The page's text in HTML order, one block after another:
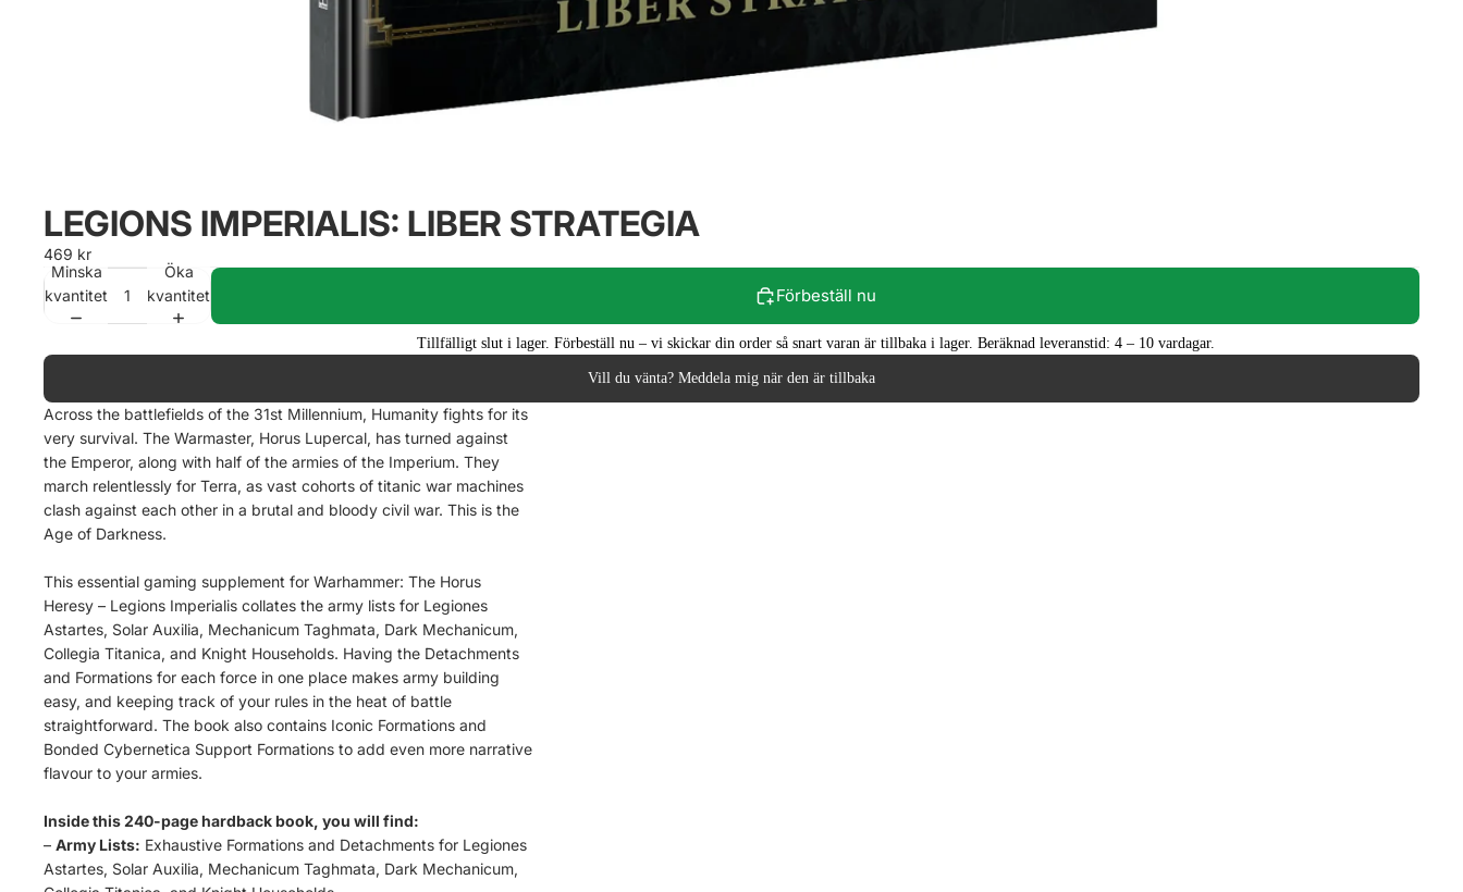
LEGIONS IMPERIALIS: LIBER STRATEGIA
469 kr
Minska
kvantitet
Öka
kvantitet
Förbeställ nu
Tillfälligt slut i lager. Förbeställ nu – vi skickar din order så snart varan är tillbaka i lager. Beräknad leveranstid: 4 – 10 vardagar.
Vill du vänta? Meddela mig när den är tillbaka
Across the battlefields of the 31st Millennium, Humanity fights for its
very survival. The Warmaster, Horus Lupercal, has turned against
the Emperor, along with half of the armies of the Imperium. They
march relentlessly for Terra, as vast cohorts of titanic war machines
clash against each other in a brutal and bloody civil war. This is the
Age of Darkness.
This essential gaming supplement for Warhammer: The Horus
Heresy – Legions Imperialis collates the army lists for Legiones
Astartes, Solar Auxilia, Mechanicum Taghmata, Dark Mechanicum,
Collegia Titanica, and Knight Households. Having the Detachments
and Formations for each force in one place makes army building
easy, and keeping track of your rules in the heat of battle
straightforward. The book also contains Iconic Formations and
Bonded Cybernetica Support Formations to add even more narrative
flavour to your armies.
Inside this 240-page hardback book, you will find:
– Army Lists: Exhaustive Formations and Detachments for Legiones
Astartes, Solar Auxilia, Mechanicum Taghmata, Dark Mechanicum,